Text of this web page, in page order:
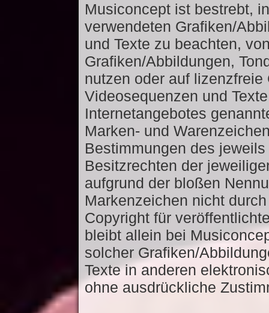
Musiconcept ist bestrebt,
verwendeten Grafiken/
und Texte zu beachten,
Grafiken/Abbildungen,
nutzen oder auf lizenzfreie
Videosequenzen und
Internetangebotes
Marken- und
Bestimmungen des
Besitzrechten der
aufgrund der bloßen
Markenzeichen nicht
Copyright für
bleibt allein bei
solcher Grafiken/
Texte in anderen
ohne ausdrückliche